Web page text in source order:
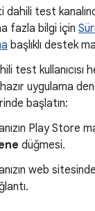
dahili test
fazla bilgi için
başlıklı destek
test kullanıcısı
uygulama
başlatın:
Play Store
düğmesi.
web